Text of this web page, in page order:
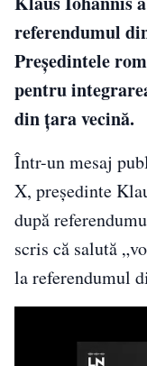
referendumul
Președintele
pentru
din țara vecină.
Într-un mesaj
X, președinte
după
scris că salută
la referendumul